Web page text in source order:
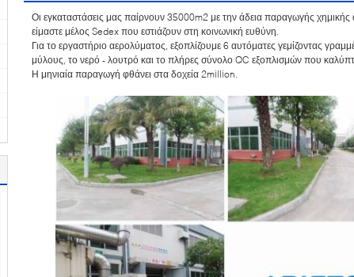
εργαστήριο γραμμών αερολύματος,
Εργοστάσιο
Εργοστάσιο
Οι εγκαταστάσεις μας παίρνουν 35000m2 με την άδεια παραγωγής
είμαστε μέλος Sedex που εστιάζουν στη κοινωνική ευθύνη.
Για το εργαστήριο αερολύματος, εξοπλίζουμε 6 αυτόματες γεμίζοντας
μύλους, το νερό - λουτρό και το πλήρες σύνολο QC εξοπλισμών που
Η μηνιαία παραγωγή φθάνει στα δοχεία 2million.